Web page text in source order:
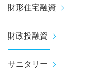
財形住宅融資
財政投融資
サニタリー